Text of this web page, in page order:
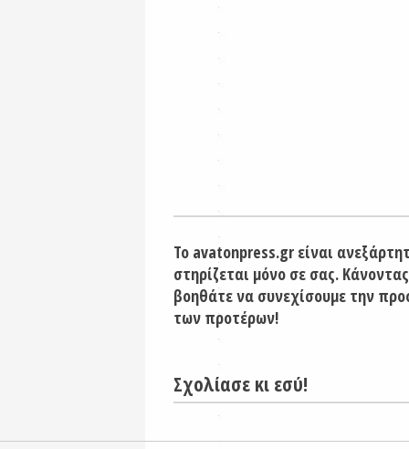
Το avatonpress.gr είναι
στηρίζεται μόνο σε σας.
βοηθάτε να συνεχίσουμε την
των προτέρων!
Σχολίασε κι εσύ!